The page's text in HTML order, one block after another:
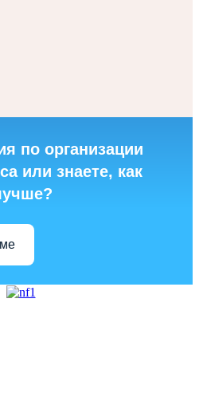
по организации
или знаете, как